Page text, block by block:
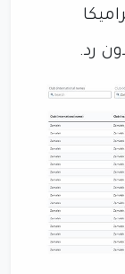
رد.